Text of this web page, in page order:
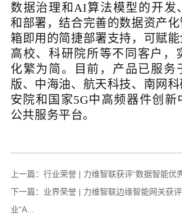
数据治理和AI算法模型的开发
和部署，结合完善的数据资产
箱即用的简捷部署支持，可赋能
高校、科研院所等不同客户，
化繁为简。目前，产品已服务
版、中海油、航天科技、南网
安院和国家5G中高频器件创新
公共服务平台。
上一篇： 行业荣誉 | 力维智联获评“数据智能优
下一篇： 业界荣誉 | 力维智联边缘智能网关获
业“A...